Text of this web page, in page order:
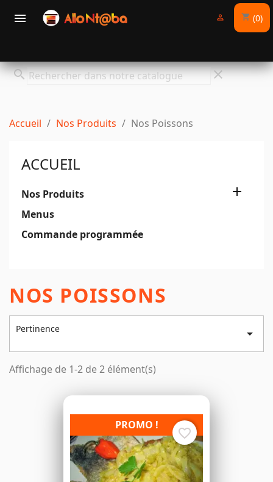
 shopping_cart (0)

search clear
Accueil Nos Produits Nos Poissons
ACCUEIL
Nos Produits 
Menus
Commande programmée
NOS POISSONS
Pertinence 
Affichage de 1-2 de 2 élément(s)
PROMO !
favorite_border